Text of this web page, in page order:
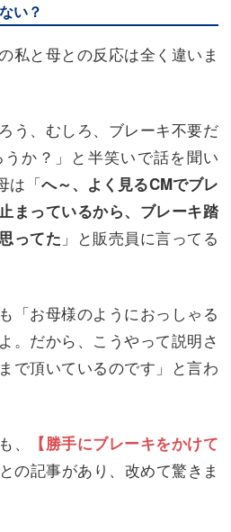
い？
私と母との反応は全く違いま
う、むしろ、ブレーキ不要だ
か？」と半笑いで話を聞い
は「へ～、よく見るCMでブレ
まっているから、ブレーキ踏
ってた 」と販売員に言ってる
「お母様のようにおっしゃる
。だから、こうやって説明さ
で頂いているのです」と言わ
【勝手にブレーキをかけて
との記事があり、改めて驚きま